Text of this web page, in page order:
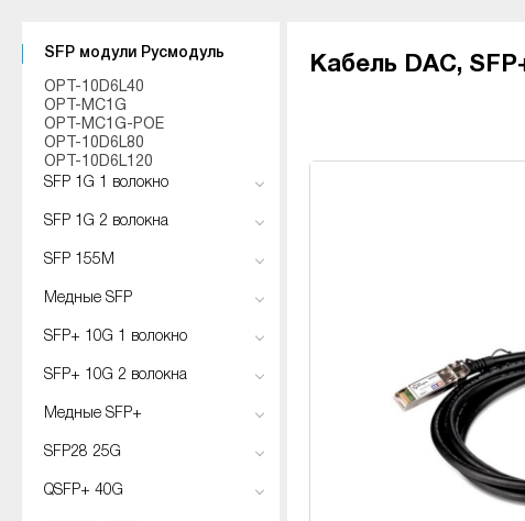
SFP модули Русмодуль
OPT-10D6L40
OPT-MC1G
OPT-MC1G-POE
OPT-10D6L80
OPT-10D6L120
SFP 1G 1 волокно
SFP 1G 2 волокна
SFP 155M
Медные SFP
SFP+ 10G 1 волокно
SFP+ 10G 2 волокна
Медные SFP+
SFP28 25G
QSFP+ 40G
Кабель DAC,